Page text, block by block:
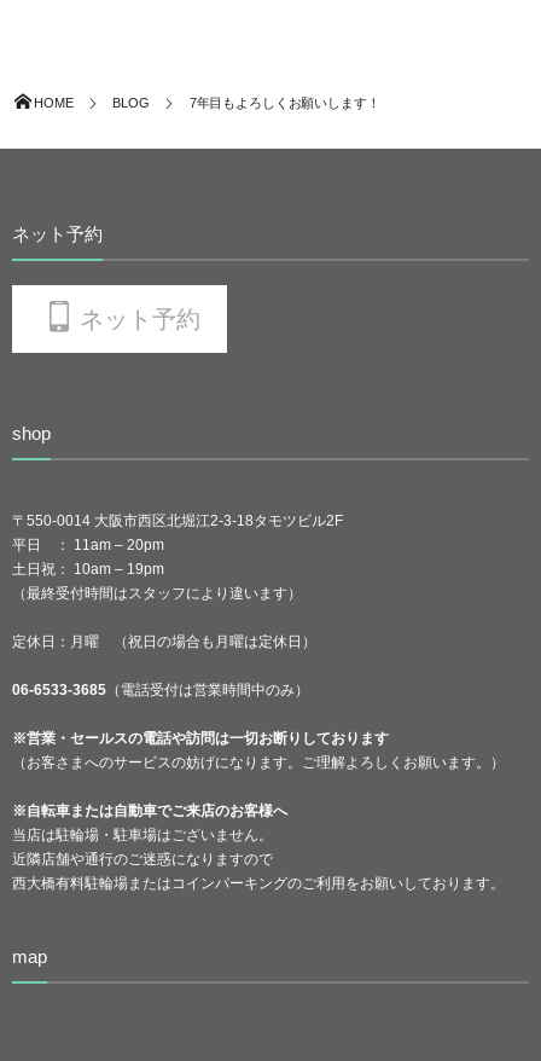
HOME BLOG 7年目もよろしくお願いします！
ネット予約
ネット予約
shop
〒550-0014 大阪市西区北堀江2-3-18タモツビル2F
平日 ： 11am – 20pm
土日祝： 10am – 19pm
（最終受付時間はスタッフにより違います）
定休日：月曜 （祝日の場合も月曜は定休日）
06-6533-3685 （電話受付は営業時間中のみ）
※営業・セールスの電話や訪問は一切お断りしております
（お客さまへのサービスの妨げになります。ご理解よろしくお願います。）
※自転車または自動車でご来店のお客様へ
当店は駐輪場・駐車場はございません。
近隣店舗や通行のご迷惑になりますので
西大橋有料駐輪場またはコインパーキングのご利用をお願いしております。
map